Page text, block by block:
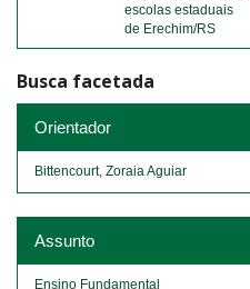
escolas estaduais
de Erechim/RS
Busca facetada
Orientador
Bittencourt, Zoraia Aguiar
Assunto
Ensino Fundamental